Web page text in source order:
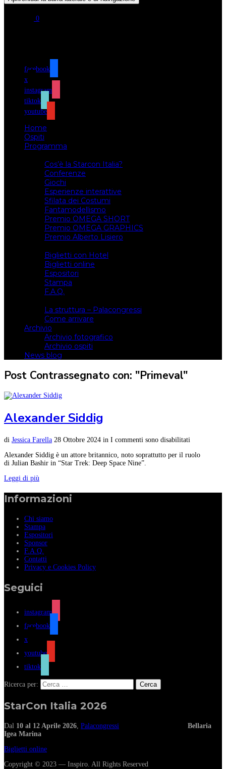
0
facebook
x
instagram
tiktok
youtube
Home
Ospiti
Programma
Cos’è la Starcon Italia?
Conferenze
Giochi
Esperienze interattive
Sfilata dei Costumi
Fantamodellismo
Premio OMEGA SHORT
Premio OMEGA GRAPHICS
Premio Alberto Lisiero
Biglietti con Hotel
Biglietti online
Espositori
Stampa
F.A.Q.
La struttura – Palacongressi
Come arrivare
Archivio
Archivio fotografico
Archivio ospiti
News blog
Post Contrassegnato con: "Primeval"
Alexander Siddig
di Jessica Farella 28 Ottobre 2024 in I commenti sono disabilitati
Alexander Siddig è un attore britannico, noto soprattutto per il ruolo
di Julian Bashir in “Star Trek: Deep Space Nine”.
Leggi di più
Informazioni
Chi siamo
Stampa
Espositori
Sponsor
F.A.Q.
Contatti
Privacy e Cookies Policy
Seguici
instagram
facebook
x
youtube
tiktok
Ricerca per:
StarCon Italia 2026
Dal 10 al 12 Aprile 2026 Palacongressi
Bellaria
Igea Marina
Biglietti online
Copyright © 2023 — Inspiro. All Rights Reserved